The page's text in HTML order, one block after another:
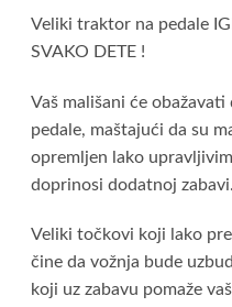
Veliki traktor na pedale
SVAKO DETE !
Vaš mališani će
pedale, maštajući da su
opremljen lako
doprinosi dodatnoj zabavi.
Veliki točkovi koji lako
čine da vožnja bude
koji uz zabavu pomaže